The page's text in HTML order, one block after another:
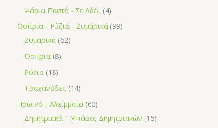
Ψάρια Παστά - Σε Λάδι 4
Όσπρια - Ρύζια - Ζυμαρικά 99
Ζυμαρικά 62
Όσπρια 8
Ρύζια 18
Τραχανάδες 14
Πρωϊνό - Αλείμματα 60
Δημητριακά - Μπάρες Δημητριακών 15